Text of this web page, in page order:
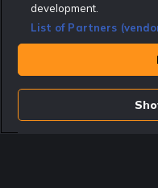
Rekatochklart är oberoende och ej
speltips, unika insättningsbonusar
spelbolagen. En spelbok, spelskola,
populära klotterplank.
Har du några frågor är du
Spela ansvarsfullt. Åldersgränsen
problem? Kontakta stödlinjen på
korrekta vid den tidpunkt de
development.
List of Partners